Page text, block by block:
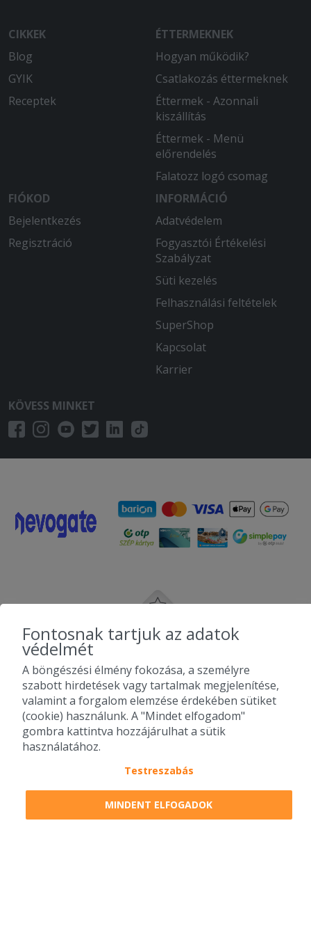
CIKKEK
Blog
GYIK
Receptek
ÉTTERMEKNEK
Hogyan működik?
Csatlakozás éttermeknek
Éttermek - Azonnali
kiszállítás
Éttermek - Menü
előrendelés
Falatozz logó csomag
FIÓKOD
Bejelentkezés
Regisztráció
INFORMÁCIÓ
Adatvédelem
Fogyasztói Értékelési
Szabályzat
Süti kezelés
Felhasználási feltételek
SuperShop
Kapcsolat
Karrier
KÖVESS MINKET
2010-2026 Copyright - Falatozz.hu - Diston-line Kft.
Fontosnak tartjuk az adatok
védelmét
A böngészési élmény fokozása, a személyre
szabott hirdetések vagy tartalmak megjelenítése,
valamint a forgalom elemzése érdekében sütiket
(cookie) használunk. A "Mindet elfogadom"
gombra kattintva hozzájárulhat a sütik
használatához.
Testreszabás
MINDENT ELFOGADOK